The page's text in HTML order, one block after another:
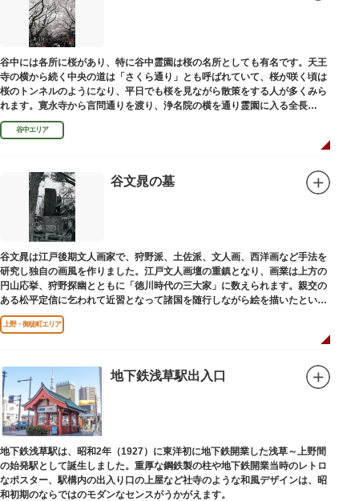
谷中には各所に桜があり、特に谷中霊園は桜の名所としても有名です。天王
寺の横から続く中央の道は「さくら通り」とも呼ばれていて、桜が咲く頃は
桜のトンネルのようになり、平日でも桜を見ながら散策をする人が多くみら
れます。寛永寺から言問通りを渡り、浄名院の横を通り霊園に入る全長
100mの桜並木や、霊園内に点在する大木なども見事です。
谷中エリア
谷文晁の墓
谷文晁は江戸後期文人画家で、狩野派、土佐派、文人画、西洋画など手法を
研究し独自の画風を作りました。江戸文人画壇の重鎮となり、画業は上方の
円山応挙、狩野探幽とともに「徳川時代の三大家」に数えられます。親交の
ある松平定信に乞われて近習となって諸国を随行しながら絵を描いたといわ
れています。お墓は源空寺（げんくうじ）にあります。
上野・御徒町エリア
地下鉄浅草駅出入口
地下鉄浅草駅は、昭和2年（1927）に東洋初に地下鉄開業した浅草～上野間
の始発駅として誕生しました。重厚な鋼鉄製の柱や地下鉄開業当時のレトロ
なポスター、駅構内の出入り口の上屋など社寺のような和風デザインは、昭
和初期のならではのモダンなセンスがうかがえます。